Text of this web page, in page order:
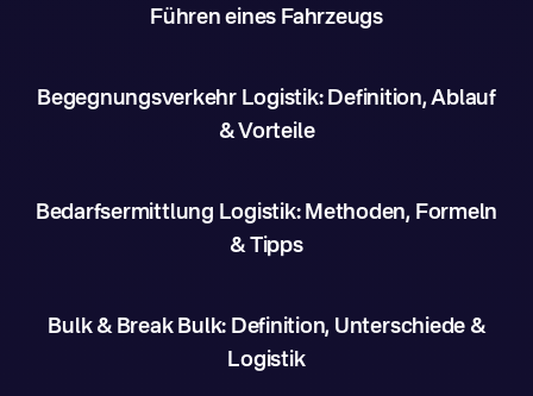
Führen eines Fahrzeugs
Begegnungsverkehr Logistik: Definition, Ablauf
& Vorteile
Bedarfsermittlung Logistik: Methoden, Formeln
& Tipps
Bulk & Break Bulk: Definition, Unterschiede &
Logistik